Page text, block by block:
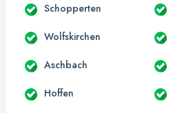
Schopperten
Wolfskirchen
Aschbach
Hoffen